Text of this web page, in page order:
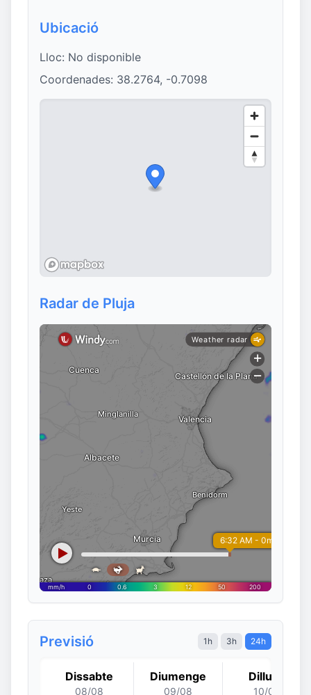
Ubicació
Lloc: No disponible
Coordenades: 38.2764, -0.7098
Radar de Pluja
Previsió 1h 3h 24h
Dissabte
08/08
Diumenge
09/08
Dilluns
10/08